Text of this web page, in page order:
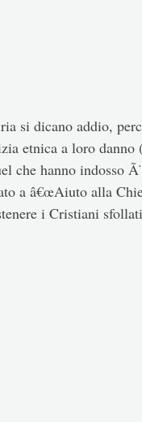
si dicano addio,
etnica a loro
che hanno indosso
a â€œAiuto alla
i Cristiani